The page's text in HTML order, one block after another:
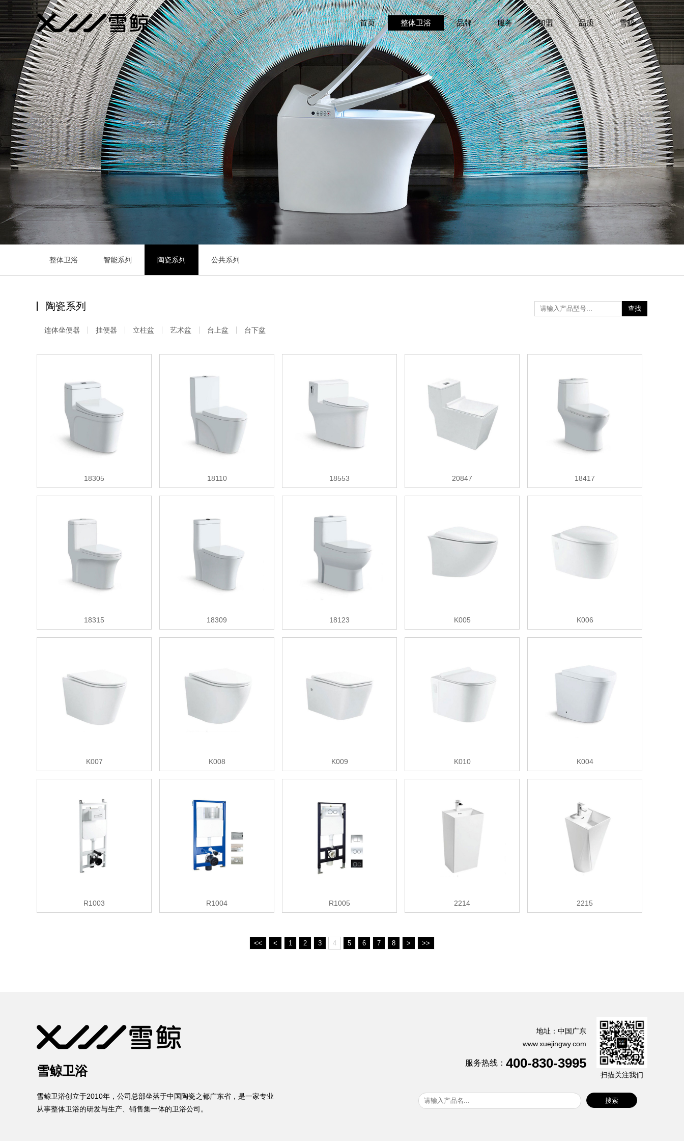
首页 整体卫浴 品牌 服务 加盟 品质 雪鲸
整体卫浴 智能系列 陶瓷系列 公共系列
陶瓷系列
连体坐便器 挂便器 立柱盆 艺术盆 台上盆 台下盆
18305 18110 18553 20847 18417
18315 18309 18123 K005 K006
K007 K008 K009 K010 K004
R1003 R1004 R1005 2214 2215
<< < 1 2 3 4 5 6 7 8 > >>
雪鲸卫浴
雪鲸卫浴创立于2010年，公司总部坐落于中国陶瓷之都广东省，是一家专业
从事整体卫浴的研发与生产、销售集一体的卫浴公司。
扫描关注我们
地址：中国广东
www.xuejingwy.com
服务热线： 400-830-3995